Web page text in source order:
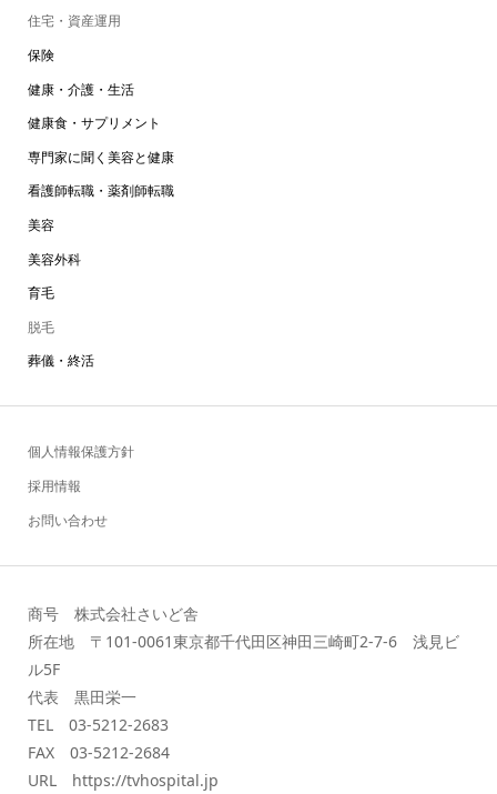
住宅・資産運用
保険
健康・介護・生活
健康食・サプリメント
専門家に聞く美容と健康
看護師転職・薬剤師転職
美容
美容外科
育毛
脱毛
葬儀・終活
個人情報保護方針
採用情報
お問い合わせ
商号 株式会社さいど舎
所在地 〒101-0061東京都千代田区神田三崎町2-7-6 浅見ビ
ル5F
代表 黒田栄一
TEL 03-5212-2683
FAX 03-5212-2684
URL https://tvhospital.jp